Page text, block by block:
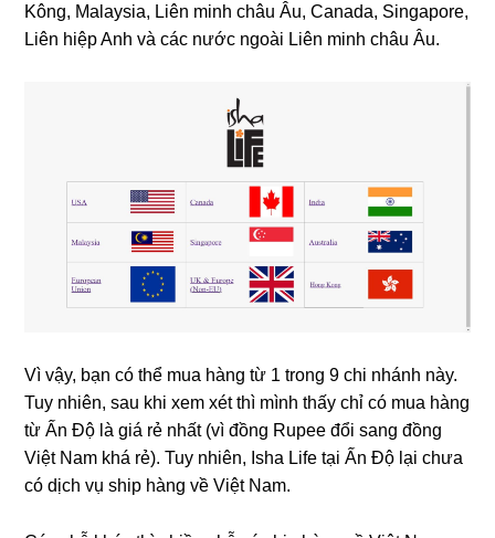
Kông, Malaysia, Liên minh châu Âu, Canada, Singapore,
Liên hiệp Anh và các nước ngoài Liên minh châu Âu.
Vì vậy, bạn có thể mua hàng từ 1 trong 9 chi nhánh này.
Tuy nhiên, sau khi xem xét thì mình thấy chỉ có mua hàng
từ Ấn Độ là giá rẻ nhất (vì đồng Rupee đổi sang đồng
Việt Nam khá rẻ). Tuy nhiên, Isha Life tại Ấn Độ lại chưa
có dịch vụ ship hàng về Việt Nam.